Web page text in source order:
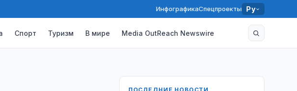
ИнфографикаСпецпроекты Ру
Спорт Туризм В мире Media OutReach Newswire